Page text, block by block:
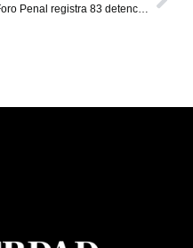
Foro Penal registra 83 detenciones los primeros 12 días de enero